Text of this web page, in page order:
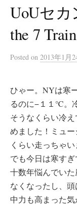
UoUセカ
the 7
Posted on 2013年1月
ひゃー。NYは寒
るのに−１１℃。
そうなくらい冷
めました！ミュ
くらい走っちゃ
でも今日は寒す
十数年悩んでい
なくなったし、
中力も高まった